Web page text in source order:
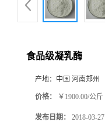
食品级凝乳酶
产地： 中国 河南郑州
价格： ￥1900.00/公斤
发布日期： 2018-03-27